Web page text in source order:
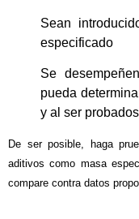
Sean
especificado
Se
pueda
y al ser probados
De ser posible, haga
aditivos como masa
compare contra datos